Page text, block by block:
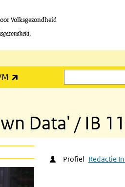
Volksgezondheid
Zoeken
Data' / IB
Profiel Redactie